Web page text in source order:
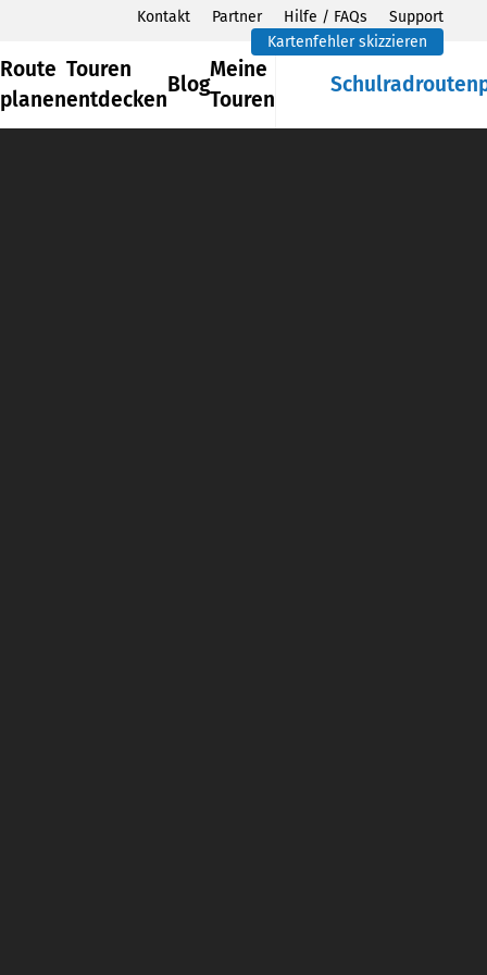
Kontakt Partner Hilfe / FAQs
Support
Kartenfehler skizzieren
Route
planen
Touren
entdecken
Blog
Meine
Touren